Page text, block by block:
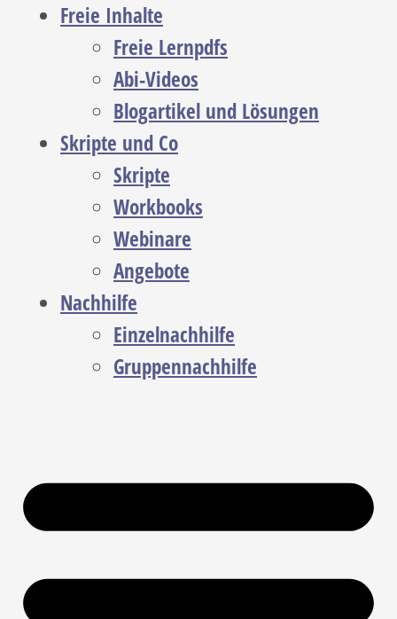
Freie Inhalte
Freie Lernpdfs
Abi-Videos
Blogartikel und Lösungen
Skripte und Co
Skripte
Workbooks
Webinare
Angebote
Nachhilfe
Einzelnachhilfe
Gruppennachhilfe